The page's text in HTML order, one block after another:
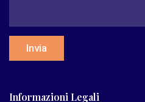
Invia
Informazioni Legali